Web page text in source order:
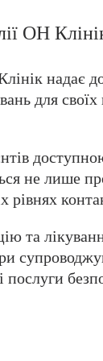
ОН
надає
для своїх
не лише
рівнях
та
послуги